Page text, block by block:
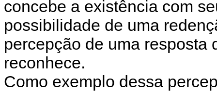
concebe a existência com
possibilidade de uma
percepção de uma resposta
reconhece.
Como exemplo dessa